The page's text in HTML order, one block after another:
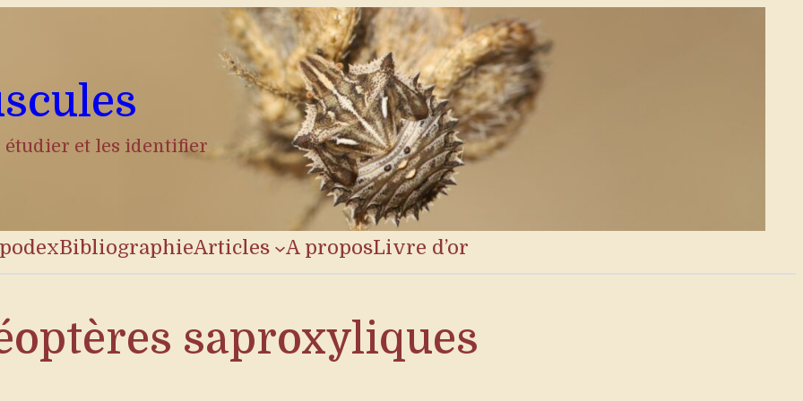
étudier et les identifier
BibliographieArticles A proposLivre d’or
saproxyliques